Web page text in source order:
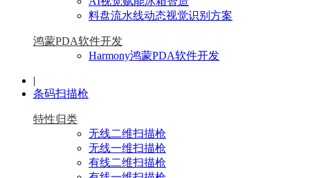
料盘流水线动态视觉识别方案
鸿蒙PDA软件开发
Harmony鸿蒙PDA软件开发
|
条码扫描枪
特性归类
无线二维扫描枪
无线一维扫描枪
有线二维扫描枪